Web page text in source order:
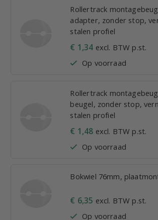
Rollertrack
adapter, zonder stop,
stalen profiel
€ 1,34 excl. BTW p.st.
Op voorraad
Rollertrack
beugel, zonder stop,
stalen profiel
€ 1,48 excl. BTW p.st.
Op voorraad
Bokwiel 76mm,
€ 6,35 excl. BTW p.st.
Op voorraad